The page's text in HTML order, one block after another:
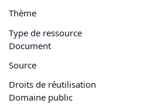
Thème
Type de ressource
Document
Source
Droits de réutilisation
Domaine public